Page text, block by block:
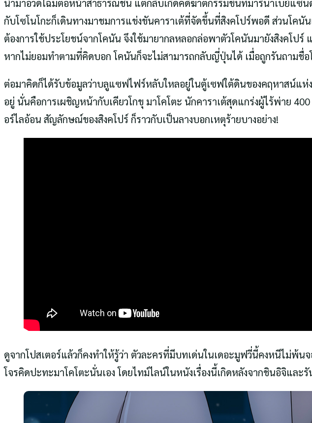
นำมาอวดโฉมต่อหน้าสาธารณชน แต่กลับเกิดคดีฆาตกรรมขึ้นที่มารีน่าเบย์แซ
กับโซโนโกะก็เดินทางมาชมการแข่งขันคาราเต้ที่จัดขึ้นที่สิงคโปร์พอดี ส่วนโค
ต้องการใช้ประโยชน์จากโคนัน จึงใช้มายากลหลอกล่อพาตัวโคนันมายังสิงคโ
หากไม่ยอมทำตามที่คิดบอก โคนันก็จะไม่สามารถกลับญี่ปุ่นได้ เมื่อถูกรันถามชื่อ
ต่อมาคิดก็ได้รับข้อมูลว่าบลูแซฟไฟร์หลับใหลอยู่ในตู้เซฟใต้ดินของคฤหาสน์แ
อยู่ นั่นคือการเผชิญหน้ากับเคียวโกขุ มาโคโตะ นักคาราเต้สุดแกร่งผู้ไร้พ่าย
อร์ไลอ้อน สัญลักษณ์ของสิงคโปร์ ก็ราวกับเป็นลางบอกเหตุร้ายบางอย่าง!
ดูจากโปสเตอร์แล้วก็คงทำให้รู้ว่า ตัวละครที่มีบทเด่นในเดอะมูฟวี่นี้คงหนีไม่พ้น
โจรคิดปะทะมาโคโตะนั่นเอง โดยไทม์ไลน์ในหนังเรื่องนี้เกิดหลังจากชินอิจิแล